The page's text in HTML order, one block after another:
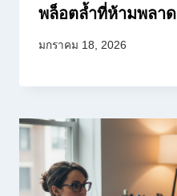
พล็อตล้ำที่ห้ามพลาด
มกราคม 18, 2026